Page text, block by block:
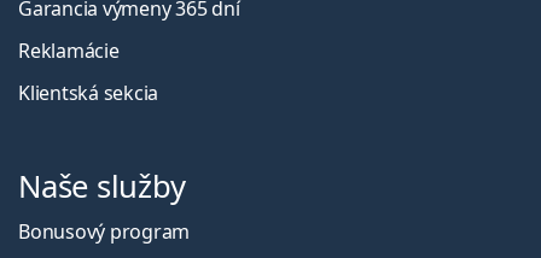
Garancia výmeny 365 dní
Reklamácie
Klientská sekcia
Naše služby
Bonusový program